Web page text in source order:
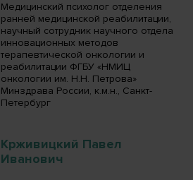
Медицинский психолог отделения
ранней медицинской реабилитации,
научный сотрудник научного отдела
инновационных методов
терапевтической онкологии и
реабилитации ФГБУ «НМИЦ
онкологии им. Н.Н. Петрова»
Минздрава России, к.м.н., Санкт-
Петербург
Крживицкий Павел
Иванович